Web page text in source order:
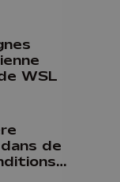
WSL
de
à